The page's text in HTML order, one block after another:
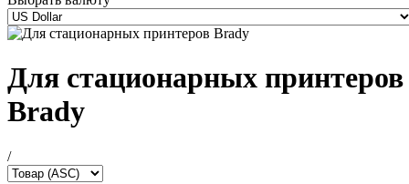
Для стационарных принтеров
Brady
/